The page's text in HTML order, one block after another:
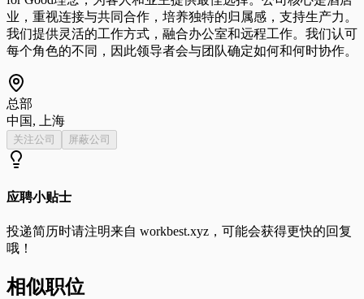
业，重视连接与共同合作，培养独特的归属感，支持生产力。
我们提供灵活的工作方式，融合办公室和远程工作。我们认可
每个角色的不同，因此领导者会与团队确定如何和何时协作。
总部
中国, 上海
关注公司 屏蔽公司
应聘小贴士
投递简历时请注明来自 workbest.xyz ，可能会获得更快的回复
哦！
相似职位